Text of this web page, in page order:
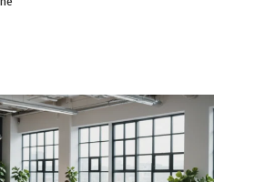
d’essai 2026 des 9 meilleurs